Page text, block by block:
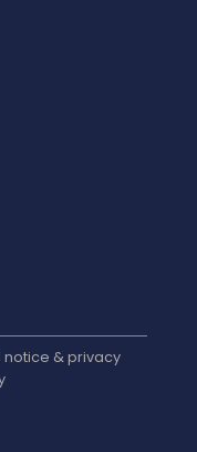
notice & privacy